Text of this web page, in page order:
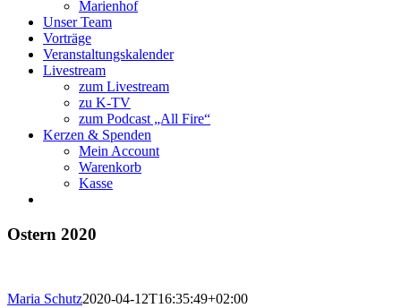
Marienhof
Unser Team
Vorträge
Veranstaltungskalender
Livestream
zum Livestream
zu K-TV
zum Podcast „All Fire“
Kerzen & Spenden
Mein Account
Warenkorb
Kasse
Ostern 2020
Maria Schutz2020-04-12T16:35:49+02:00